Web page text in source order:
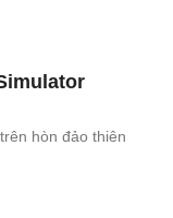
hòn đảo thiên